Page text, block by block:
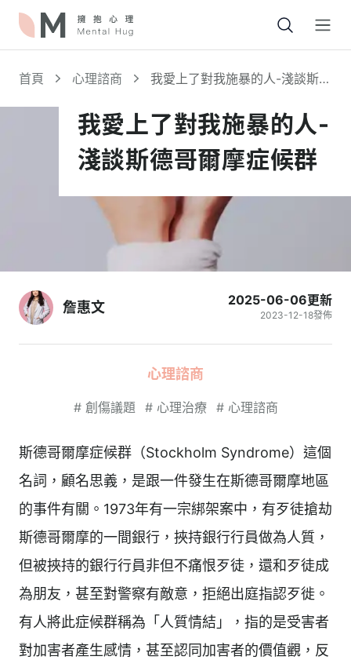
首頁 心理諮商
我愛上了對我施暴的人-淺談斯德
我愛上了對我施暴的人-
淺談斯德哥爾摩症候群
詹惠文 2025-06-06更新
2023-12-18發佈
心理諮商
# 創傷議題 # 心理治療 # 心理諮商
斯德哥爾摩症候群（Stockholm Syndrome）這個
名詞，顧名思義，是跟一件發生在斯德哥爾摩地區
的事件有關。1973年有一宗綁架案中，有歹徒搶劫
斯德哥爾摩的一間銀行，挾持銀行行員做為人質，
但被挾持的銀行行員非但不痛恨歹徒，還和歹徒成
為朋友，甚至對警察有敵意，拒絕出庭指認歹徙。
有人將此症候群稱為「人質情結」，指的是受害者
對加害者產生感情，甚至認同加害者的價值觀，反